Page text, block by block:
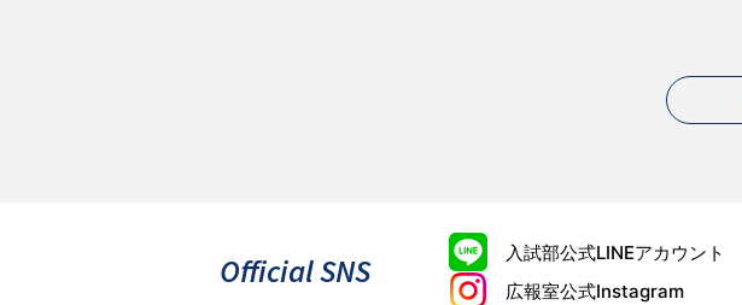
Official SNS 入試部公式LINEアカウント
広報室公式Instagram